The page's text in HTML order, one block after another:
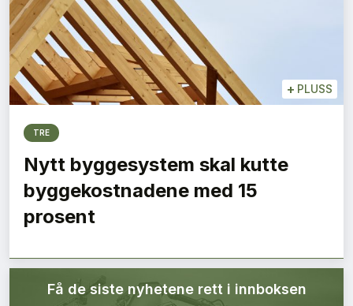
Digitalisering
Eiendom
Tips redaksjonen
Annonsering
Abonnement Pluss
+ PLUSS
TRE
Nytt byggesystem skal kutte
byggekostnadene med 15
prosent
Få de siste nyhetene rett i innboksen